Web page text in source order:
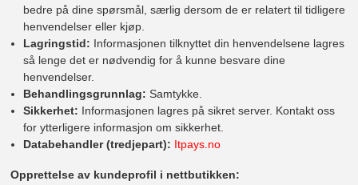
bedre på dine spørsmål, særlig dersom de er relatert til tidligere
henvendelser eller kjøp.
Lagringstid: Informasjonen tilknyttet din henvendelsene lagres
så lenge det er nødvendig for å kunne besvare dine
henvendelser.
Behandlingsgrunnlag: Samtykke.
Sikkerhet: Informasjonen lagres på sikret server. Kontakt oss
for ytterligere informasjon om sikkerhet.
Databehandler (tredjepart): Itpays.no
Opprettelse av kundeprofil i nettbutikken: